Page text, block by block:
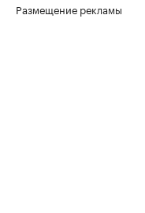
Размещение рекламы